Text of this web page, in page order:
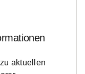
aktuellen